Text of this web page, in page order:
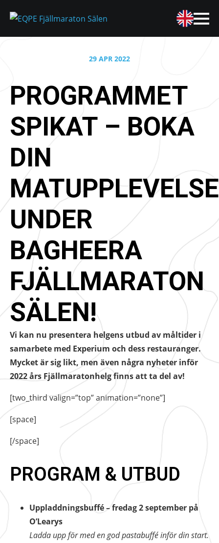
29 APR 2022
PROGRAMMET
SPIKAT – BOKA
DIN
MATUPPLEVELSE
UNDER
BAGHEERA
FJÄLLMARATON
SÄLEN!
Vi kan nu presentera helgens utbud av måltider i
samarbete med Experium och dess restauranger.
Mycket är sig likt, men även några nyheter inför
2022 års Fjällmaratonhelg finns att ta del av!
[two_third valign=”top” animation=”none”]
[space]
[/space]
PROGRAM & UTBUD
Uppladdningsbuffé – fredag 2 september på
O’Learys
Ladda upp för med en god pastabuffé inför din start.
går inte att
hemsidan ska
fungera.